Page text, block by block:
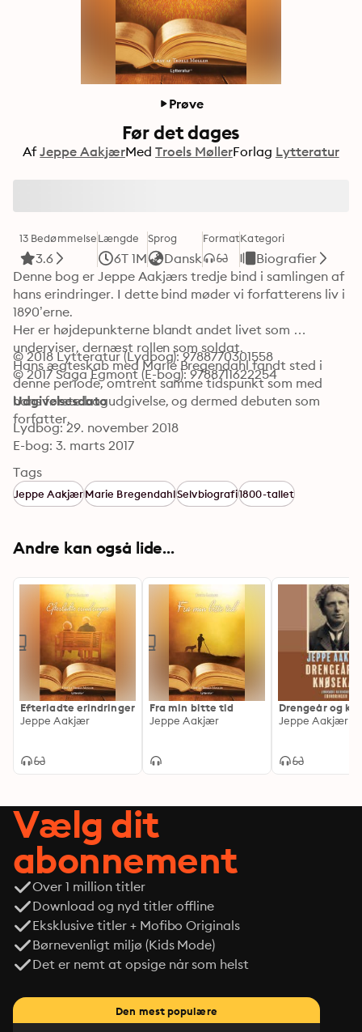
Prøve
Før det dages
Af Jeppe AakjærMed Troels MøllerForlag Lytteratur
13 Bedømmelse
3.6
Længde
6T 1M
Sprog
Dansk
FormatKategori
Biografier
Denne bog er Jeppe Aakjærs tredje bind i samlingen af
hans erindringer. I dette bind møder vi forfatterens liv i
1890’erne.
Her er højdepunkterne blandt andet livet som
underviser, dernæst rollen som soldat.
Hans ægteskab med Marie Bregendahl fandt sted i
denne periode, omtrent samme tidspunkt som med
hans første bogudgivelse, og dermed debuten som
forfatter.
© 2018 Lytteratur (Lydbog): 9788770301558
© 2017 Saga Egmont (E-bog): 9788711622254
Udgivelsesdato
Lydbog: 29. november 2018
E-bog: 3. marts 2017
Tags
Jeppe AakjærMarie BregendahlSelvbiografi1800-tallet
Andre kan også lide...
Efterladte erindringer
Jeppe Aakjær
Fra min bitte tid
Jeppe Aakjær
Drengeår og
Jeppe Aakjær
Vælg dit
abonnement
Over 1 million titler
Download og nyd titler offline
Eksklusive titler + Mofibo Originals
Børnevenligt miljø (Kids Mode)
Det er nemt at opsige når som helst
Den mest populære